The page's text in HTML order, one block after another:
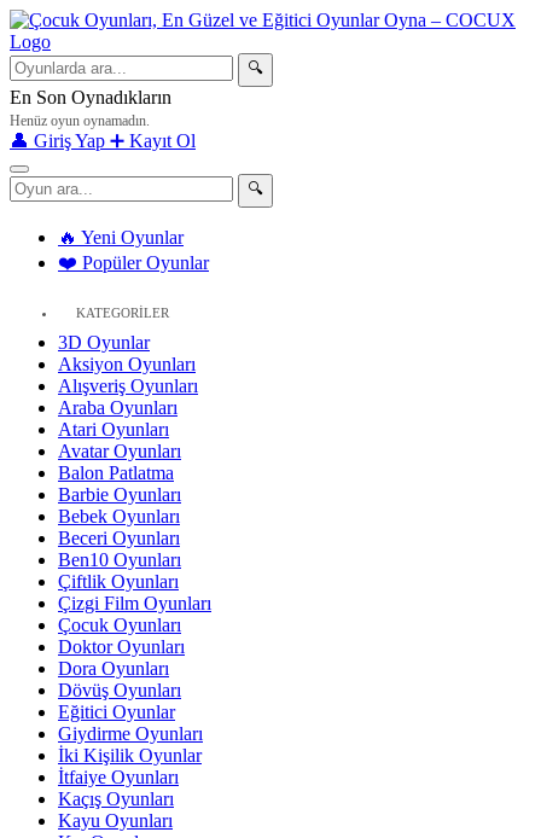
🔍
En Son Oynadıkların
Henüz oyun oynamadın.
👤 Giriş Yap ➕ Kayıt Ol
🔍
🔥 Yeni Oyunlar
❤️ Popüler Oyunlar
KATEGORİLER
3D Oyunlar
Aksiyon Oyunları
Alışveriş Oyunları
Araba Oyunları
Atari Oyunları
Avatar Oyunları
Balon Patlatma
Barbie Oyunları
Bebek Oyunları
Beceri Oyunları
Ben10 Oyunları
Çiftlik Oyunları
Çizgi Film Oyunları
Çocuk Oyunları
Doktor Oyunları
Dora Oyunları
Dövüş Oyunları
Eğitici Oyunlar
Giydirme Oyunları
İki Kişilik Oyunlar
İtfaiye Oyunları
Kaçış Oyunları
Kayu Oyunları